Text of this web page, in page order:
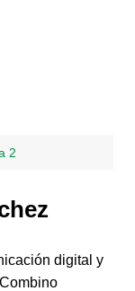
2
digital y